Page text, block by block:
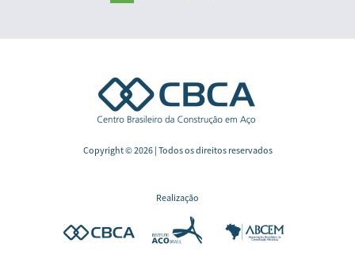
Copyright © 2026 | Todos os direitos reservados
Realização